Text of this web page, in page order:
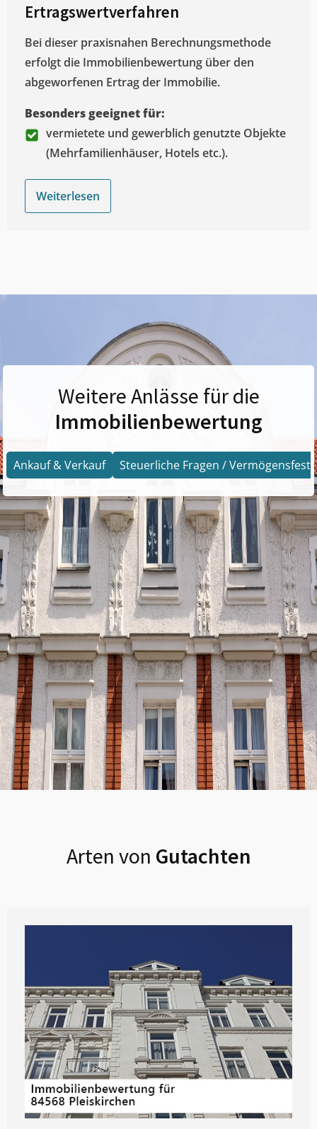
Ertragswertverfahren
Bei dieser praxisnahen Berechnungsmethode
erfolgt die Immobilienbewertung über den
abgeworfenen Ertrag der Immobilie.
Besonders geeignet für:
vermietete und gewerblich genutzte Objekte
(Mehrfamilienhäuser, Hotels etc.).
Weiterlesen
Weitere Anlässe für die
Immobilienbewertung
Ankauf & Verkauf Steuerliche Fragen /
Arten von Gutachten